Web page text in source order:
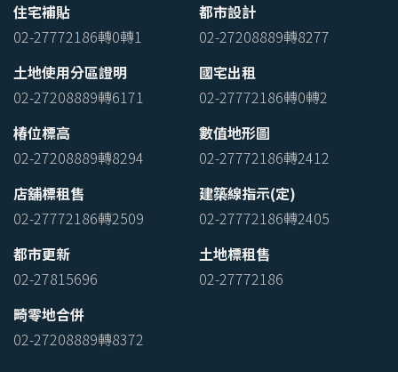
住宅補貼
02-27772186轉0轉1
都市設計
02-27208889轉8277
土地使用分區證明
02-27208889轉6171
國宅出租
02-27772186轉0轉2
椿位標高
02-27208889轉8294
數值地形圖
02-27772186轉2412
店舖標租售
02-27772186轉2509
建築線指示(定)
02-27772186轉2405
都市更新
02-27815696
土地標租售
02-27772186
畸零地合併
02-27208889轉8372